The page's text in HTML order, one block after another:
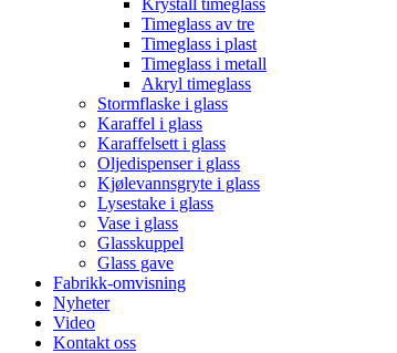
Krystall timeglass
Timeglass av tre
Timeglass i plast
Timeglass i metall
Akryl timeglass
Stormflaske i glass
Karaffel i glass
Karaffelsett i glass
Oljedispenser i glass
Kjølevannsgryte i glass
Lysestake i glass
Vase i glass
Glasskuppel
Glass gave
Fabrikk-omvisning
Nyheter
Video
Kontakt oss